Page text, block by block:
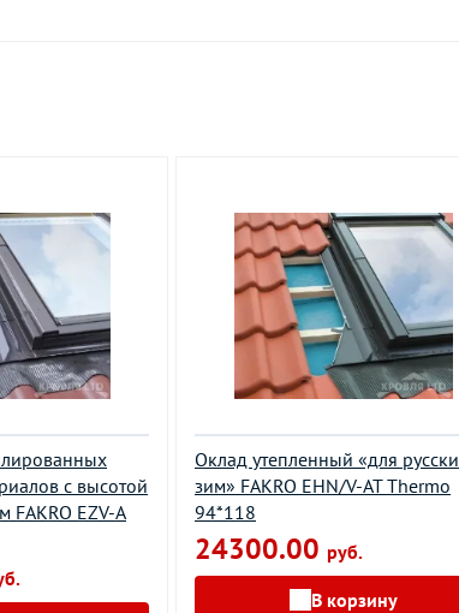
с высотой
FAKRO EZV-A
Оклад утепленный «для
зим» FAKRO EHN/V-AT Thermo
94*118
24300.00 руб.
В корзину